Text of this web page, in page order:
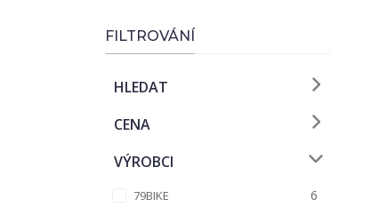
FILTROVÁNÍ
HLEDAT
CENA
VÝROBCI
79BIKE 6